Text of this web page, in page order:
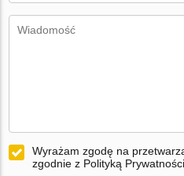
Wyrażam zgodę na
zgodnie z Polityką Prywatności